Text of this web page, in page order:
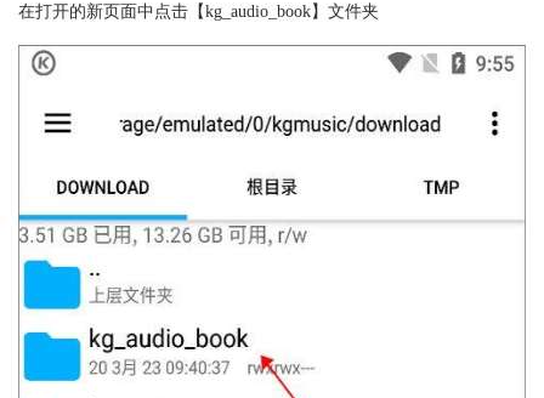
在打开的新页面中点击【kg_audio_book】文件夹